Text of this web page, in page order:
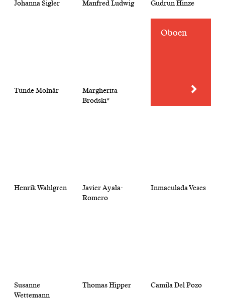
Johanna Sigler Manfred Ludwig Gudrun Hinze
Tünde Molnár
Margherita
Brodski*
Oboen
Henrik Wahlgren
Javier Ayala-
Romero
Inmaculada Veses
Susanne
Wettemann
Thomas Hipper Camila Del Pozo